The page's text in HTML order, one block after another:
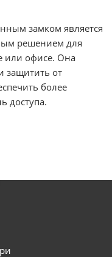
замком является
решением для
или офисе. Она
защитить от
более
доступа.